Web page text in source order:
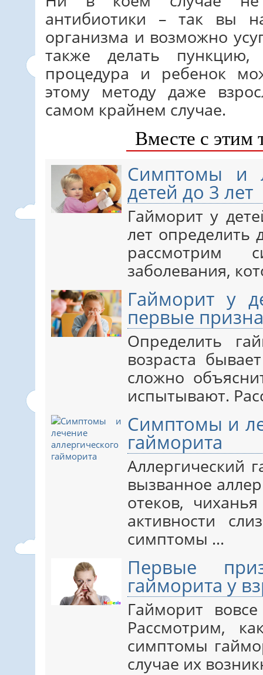
антибиотики – так вы
организма и возможно
также делать пункцию,
процедура и ребенок
этому методу даже
самом крайнем случае.
Вместе с этим
Симптомы и
детей до 3 лет
Гайморит у
лет определить
рассмотрим
заболевания,
Гайморит у
первые
Определить
возраста
сложно
испытывают.
Симптомы и
гайморита
Аллергический
вызванное
отеков,
активности
симптомы ...
Первые
гайморита у
Гайморит
Рассмотрим,
симптомы
случае их